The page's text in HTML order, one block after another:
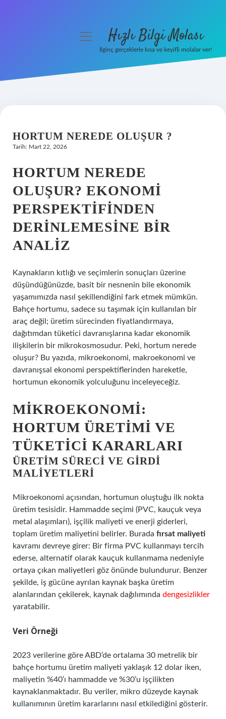
Hakkımızda
menüyüHızlı Bilgi Molası
İlginç gerçeklerle kısa ve keyifli molalar ver!
HORTUM NEREDE OLUŞUR ?
Tarih: Mart 22, 2026
HORTUM NEREDE
OLUŞUR? EKONOMI
PERSPEKTIFINDEN
DERINLEMESINE BIR
ANALIZ
Kaynakların kıtlığı ve seçimlerin sonuçları üzerine
düşündüğünüzde, basit bir nesnenin bile ekonomik
yaşamımızda nasıl şekillendiğini fark etmek mümkün.
Bahçe hortumu, sadece su taşımak için kullanılan bir
araç değil; üretim sürecinden fiyatlandırmaya,
dağıtımdan tüketici davranışlarına kadar ekonomik
ilişkilerin bir mikrokosmosudur. Peki, hortum nerede
oluşur? Bu yazıda, mikroekonomi, makroekonomi ve
davranışsal ekonomi perspektiflerinden hareketle,
hortumun ekonomik yolculuğunu inceleyeceğiz.
MIKROEKONOMI:
HORTUM ÜRETIMI VE
TÜKETICI KARARLARI
ÜRETIM SÜRECI VE GIRDI
MALIYETLERI
Mikroekonomi açısından, hortumun oluştuğu ilk nokta
üretim tesisidir. Hammadde seçimi (PVC, kauçuk veya
metal alaşımları), işçilik maliyeti ve enerji giderleri,
toplam üretim maliyetini belirler. Burada fırsat maliyeti
kavramı devreye girer: Bir firma PVC kullanmayı tercih
ederse, alternatif olarak kauçuk kullanmama nedeniyle
ortaya çıkan maliyetleri göz önünde bulundurur. Benzer
şekilde, iş gücüne ayrılan kaynak başka üretim
alanlarından çekilerek, kaynak dağılımında dengesizlikler
yaratabilir.
Veri Örneği
2023 verilerine göre ABD’de ortalama 30 metrelik bir
bahçe hortumu üretim maliyeti yaklaşık 12 dolar iken,
maliyetin %40’ı hammadde ve %30’u işçilikten
kaynaklanmaktadır. Bu veriler, mikro düzeyde kaynak
kullanımının üretim kararlarını nasıl etkilediğini gösterir.